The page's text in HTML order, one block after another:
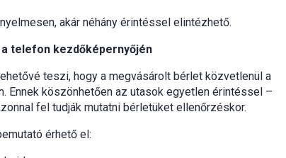
akár néhány érintéssel elintézhető.
telefon kezdőképernyőjén
teszi, hogy a megvásárolt bérlet közvetlenül a
Ennek köszönhetően az utasok egyetlen érintéssel –
fel tudják mutatni bérletüket ellenőrzéskor.
érhető el: